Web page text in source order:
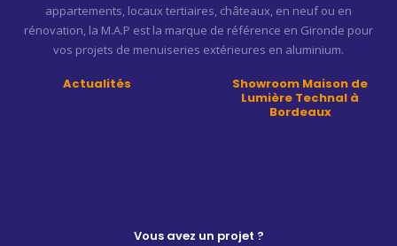
appartements, locaux tertiaires, châteaux, en neuf ou en
rénovation, la M.A.P est la marque de référence en Gironde pour
vos projets de menuiseries extérieures en aluminium.
Actualités
Showroom Maison de
Lumière Technal à
Bordeaux
Vous avez un projet ?